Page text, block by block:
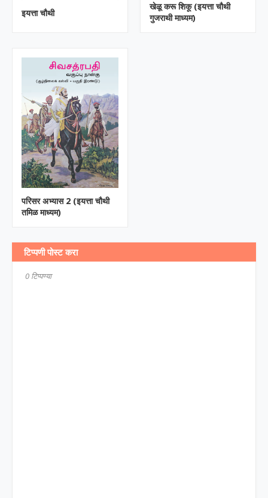
इयत्ता चौथी
खेळू करू शिकू (इयत्ता चौथी
गुजराथी माध्यम)
परिसर अभ्यास 2 (इयत्ता चौथी
तमिळ माध्यम)
टिप्पणी पोस्ट करा
0 टिप्पण्या